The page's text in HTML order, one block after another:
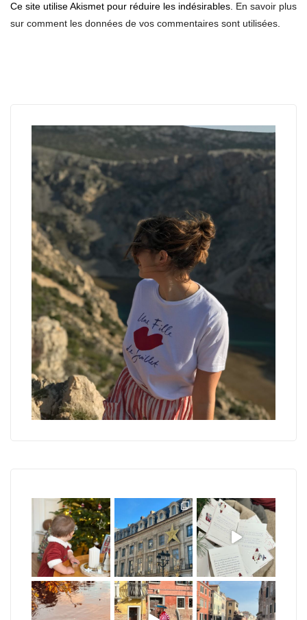
Ce site utilise Akismet pour réduire les indésirables. En savoir plus
sur comment les données de vos commentaires sont utilisées